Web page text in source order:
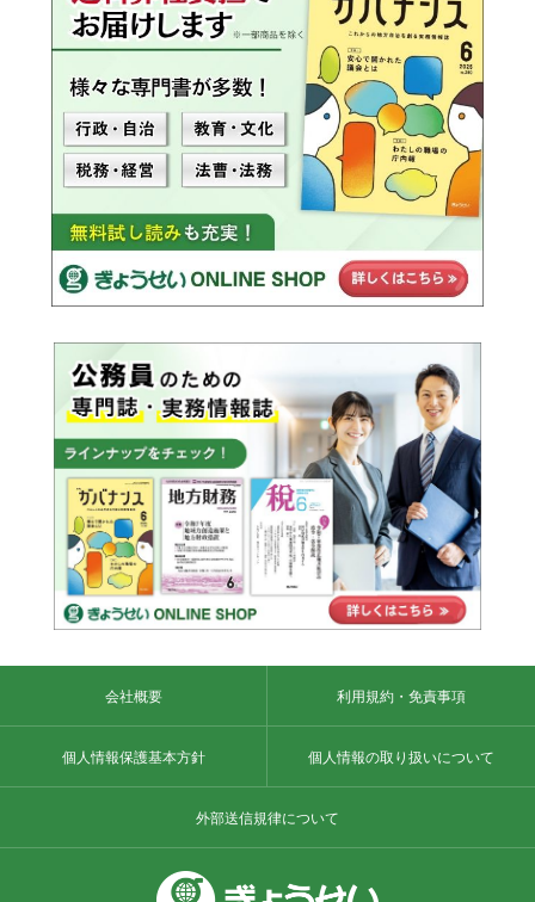
会社概要 利用規約・免責事項
個人情報保護基本方針 個人情報の取り扱いについて
外部送信規律について